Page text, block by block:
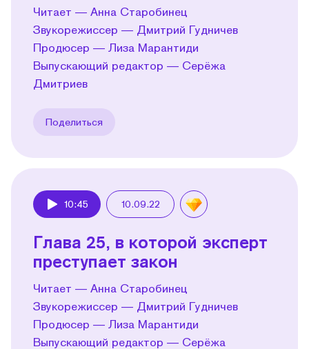
Читает — Анна Старобинец
Звукорежиссер — Дмитрий Гудничев
Продюсер — Лиза Марантиди
Выпускающий редактор — Серёжа
Дмитриев
Поделиться
10:45 10.09.22
Глава 25, в которой эксперт
преступает закон
Читает — Анна Старобинец
Звукорежиссер — Дмитрий Гудничев
Продюсер — Лиза Марантиди
Выпускающий редактор — Серёжа